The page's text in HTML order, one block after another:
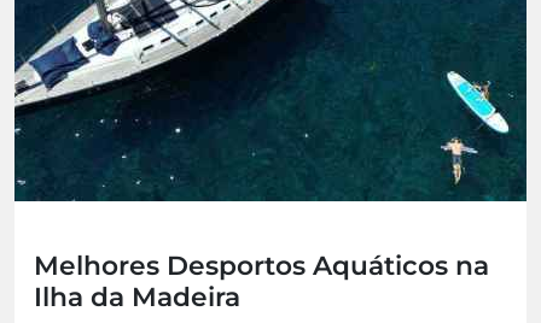
Melhores Desportos Aquáticos na
Ilha da Madeira